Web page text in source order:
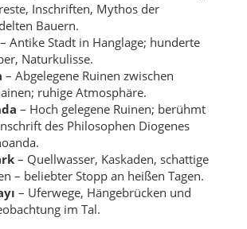
Inschriften, Mythos der
Bauern.
– Antike Stadt in Hanglage; hunderte
Naturkulisse.
– Abgelegene Ruinen zwischen
ruhige Atmosphäre.
– Hoch gelegene Ruinen; berühmt
des Philosophen Diogenes
– Quellwasser, Kaskaden, schattige
– beliebter Stopp an heißen Tagen.
– Uferwege, Hängebrücken und
im Tal.